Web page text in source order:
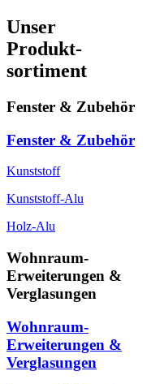
Unser
Produkt-
sortiment
Fenster & Zubehör
Fenster & Zubehör
Kunststoff
Kunststoff-Alu
Holz-Alu
Wohnraum-
Erweiterungen &
Verglasungen
Wohnraum-
Erweiterungen &
Verglasungen